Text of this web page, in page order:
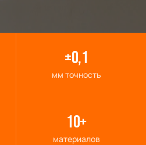
±0,1
мм точность
10+
материалов